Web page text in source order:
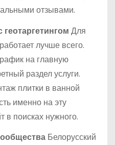
отзывами.
геотаргетингом Для
лучше всего.
на главную
раздел услуги.
плитки в ванной
именно на эту
в поисках нужного.
Белорусский